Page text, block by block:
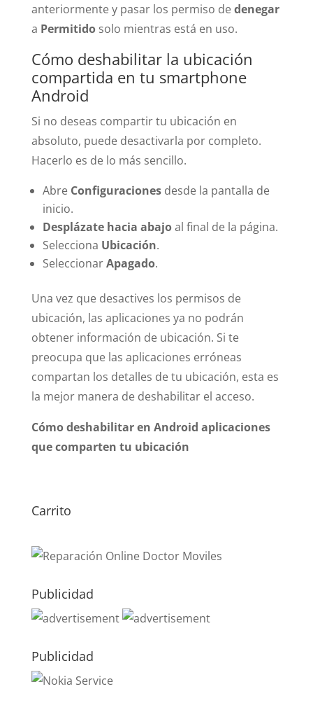
anteriormente y pasar los permiso dedenegar
a Permitidosolo mientras está en uso.
Cómo deshabilitar la ubicación
compartida en tu smartphone
Android
Si no deseas compartir tu ubicación en
absoluto, puede desactivarla por completo.
Hacerlo es de lo más sencillo.
Abre Configuracionesdesde la pantalla de
inicio.
Desplázate hacia abajoal final de la página.
Selecciona Ubicación.
SeleccionarApagado.
Una vez que desactives los permisos de
ubicación, las aplicaciones ya no podrán
obtener información de ubicación. Si te
preocupa que las aplicaciones erróneas
compartan los detalles de tu ubicación, esta es
la mejor manera de deshabilitar el acceso.
Cómo deshabilitar en Android aplicaciones
que comparten tu ubicación
Carrito
Publicidad
Publicidad